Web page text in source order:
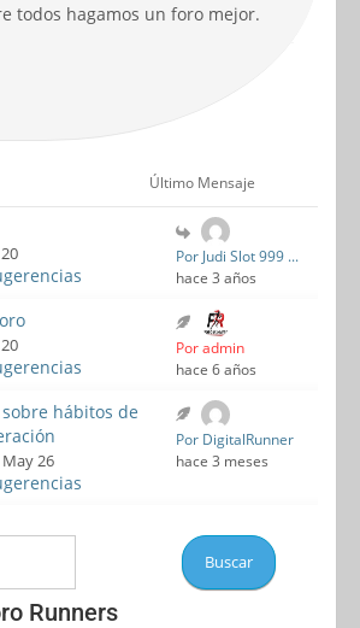
todos hagamos un foro mejor.
Último Mensaje
Por Judi Slot 999 ...
hace 3 años
Por admin
hace 6 años
hábitos de
May 26
Por DigitalRunner
hace 3 meses
Runners